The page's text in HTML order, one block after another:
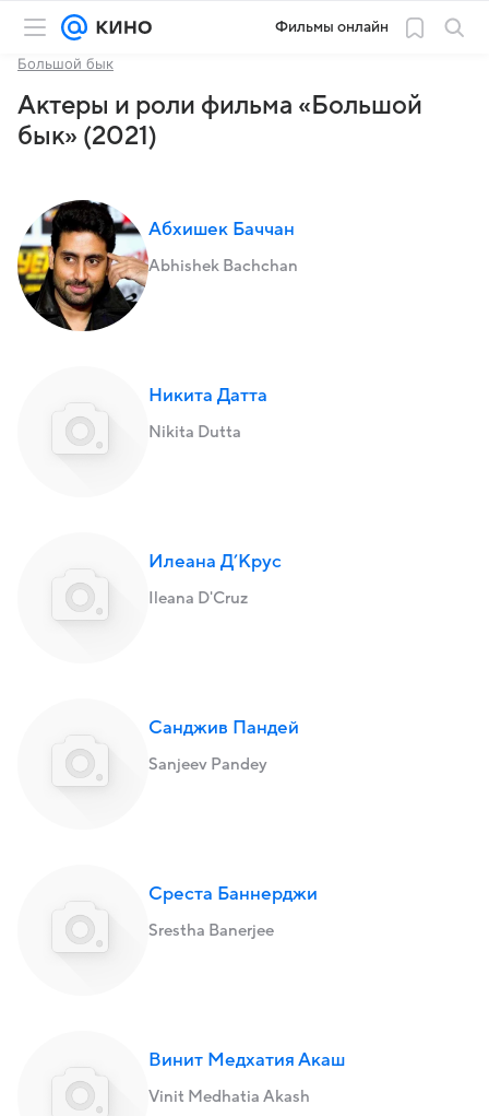
Фильмы онлайн
Большой бык
Актеры и роли фильма «Большой
бык» (2021)
Абхишек Баччан
Abhishek Bachchan
Никита Датта
Nikita Dutta
Илеана Д’Крус
Ileana D'Cruz
Санджив Пандей
Sanjeev Pandey
Среста Баннерджи
Srestha Banerjee
Винит Медхатия Акаш
Vinit Medhatia Akash